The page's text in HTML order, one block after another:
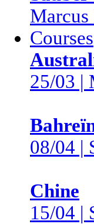
Marcus
Courses
25/03 |
08/04 |
Chine
15/04 |